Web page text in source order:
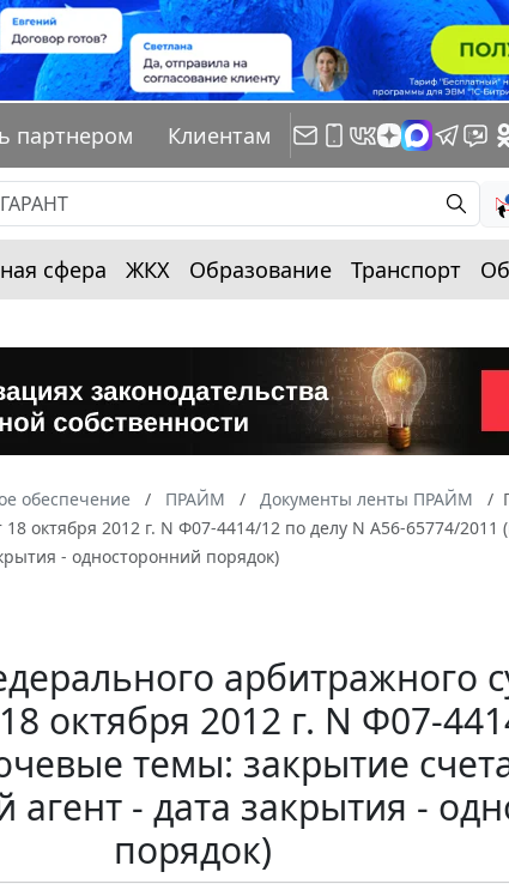
партнером Клиентам
сфера ЖКХ Образование Транспорт
обеспечение ПРАЙМ Документы ленты ПРАЙМ
октября 2012 г. N Ф07-4414/12 по делу N А56-65774/
- односторонний порядок)
арбитражного
октября 2012 г. N Ф07-
темы: закрытие
агент - дата закрытия -
порядок)